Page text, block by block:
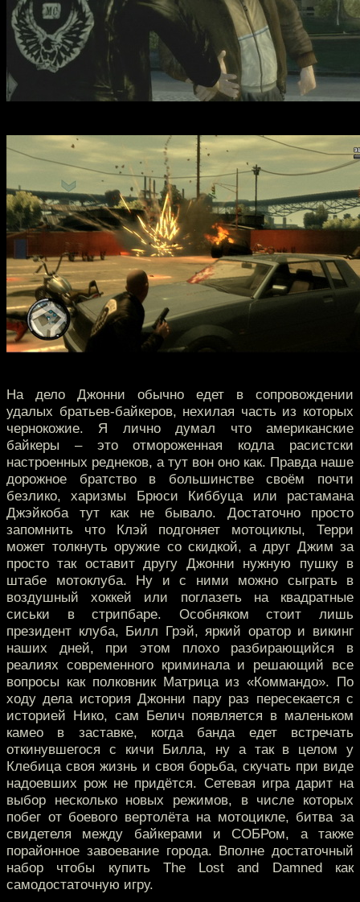
На дело Джонни обычно едет в сопровождении
удалых братьев-байкеров, нехилая часть из которых
чернокожие. Я лично думал что американские
байкеры – это отмороженная кодла расистски
настроенных реднеков, а тут вон оно как. Правда наше
дорожное братство в большинстве своём почти
безлико, харизмы Брюси Киббуца или растамана
Джэйкоба тут как не бывало. Достаточно просто
запомнить что Клэй подгоняет мотоциклы, Терри
может толкнуть оружие со скидкой, а друг Джим за
просто так оставит другу Джонни нужную пушку в
штабе мотоклуба. Ну и с ними можно сыграть в
воздушный хоккей или поглазеть на квадратные
сиськи в стрипбаре. Особняком стоит лишь
президент клуба, Билл Грэй, яркий оратор и викинг
наших дней, при этом плохо разбирающийся в
реалиях современного криминала и решающий все
вопросы как полковник Матрица из «Коммандо». По
ходу дела история Джонни пару раз пересекается с
историей Нико, сам Белич появляется в маленьком
камео в заставке, когда банда едет встречать
откинувшегося с кичи Билла, ну а так в целом у
Клебица своя жизнь и своя борьба, скучать при виде
надоевших рож не придётся. Сетевая игра дарит на
выбор несколько новых режимов, в числе которых
побег от боевого вертолёта на мотоцикле, битва за
свидетеля между байкерами и СОБРом, а также
порайонное завоевание города. Вполне достаточный
набор чтобы купить The Lost and Damned как
самодостаточную игру.